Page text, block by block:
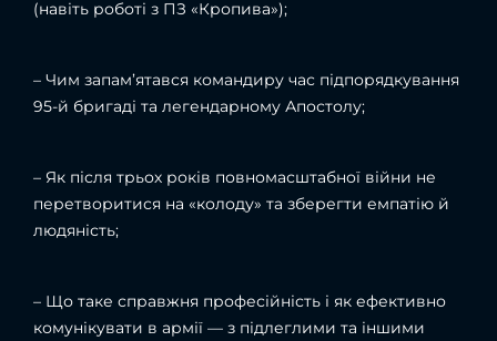
(навіть роботі з ПЗ «Кропива»);
– Чим запам’ятався командиру час підпорядкування
95-й бригаді та легендарному Апостолу;
– Як після трьох років повномасштабної війни не
перетворитися на «колоду» та зберегти емпатію й
людяність;
– Що таке справжня професійність і як ефективно
комунікувати в армії — з підлеглими та іншими